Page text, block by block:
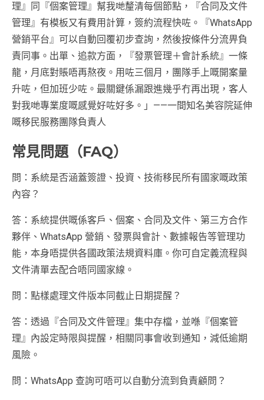
理』同『個案管理』幫我哋釐清每個節點，『合同及文件
管理』有模板又有費用計算，簽約流程快咗。『WhatsApp
營銷平台』可以自動回覆初步查詢，然後按條件分流畀負
責同事。出單、追款方面，『發票管理＋會計系統』一條
龍，月底對賬唔再熬夜。用咗三個月，團隊手上嘅開案量
升咗，但加班少咗。最關鍵係漏跟進幾乎冇再出現，客人
對我哋專業度嘅感覺好咗好多。」——一間知名美容院延伸
嘅移民服務團隊負責人
常見問題（FAQ）
問：系統是否涵蓋簽證、投資、技術移民所有國家嘅政策
內容？
答：系統提供嘅係客戶、個案、合同及文件、第三方合作
夥伴、WhatsApp 營銷、發票與會計、數據報告等管理功
能，本身唔提供各國政策法規資料庫。你可自定義流程與
文件清單去配合唔同國家線。
問：點樣處理文件版本同截止日期提醒？
答：透過『合同及文件管理』集中存檔，並喺『個案管
理』內設定時限與提醒，相關同事會收到通知，減低逾期
風險。
問：WhatsApp 查詢可唔可以自動分流到負責顧問？